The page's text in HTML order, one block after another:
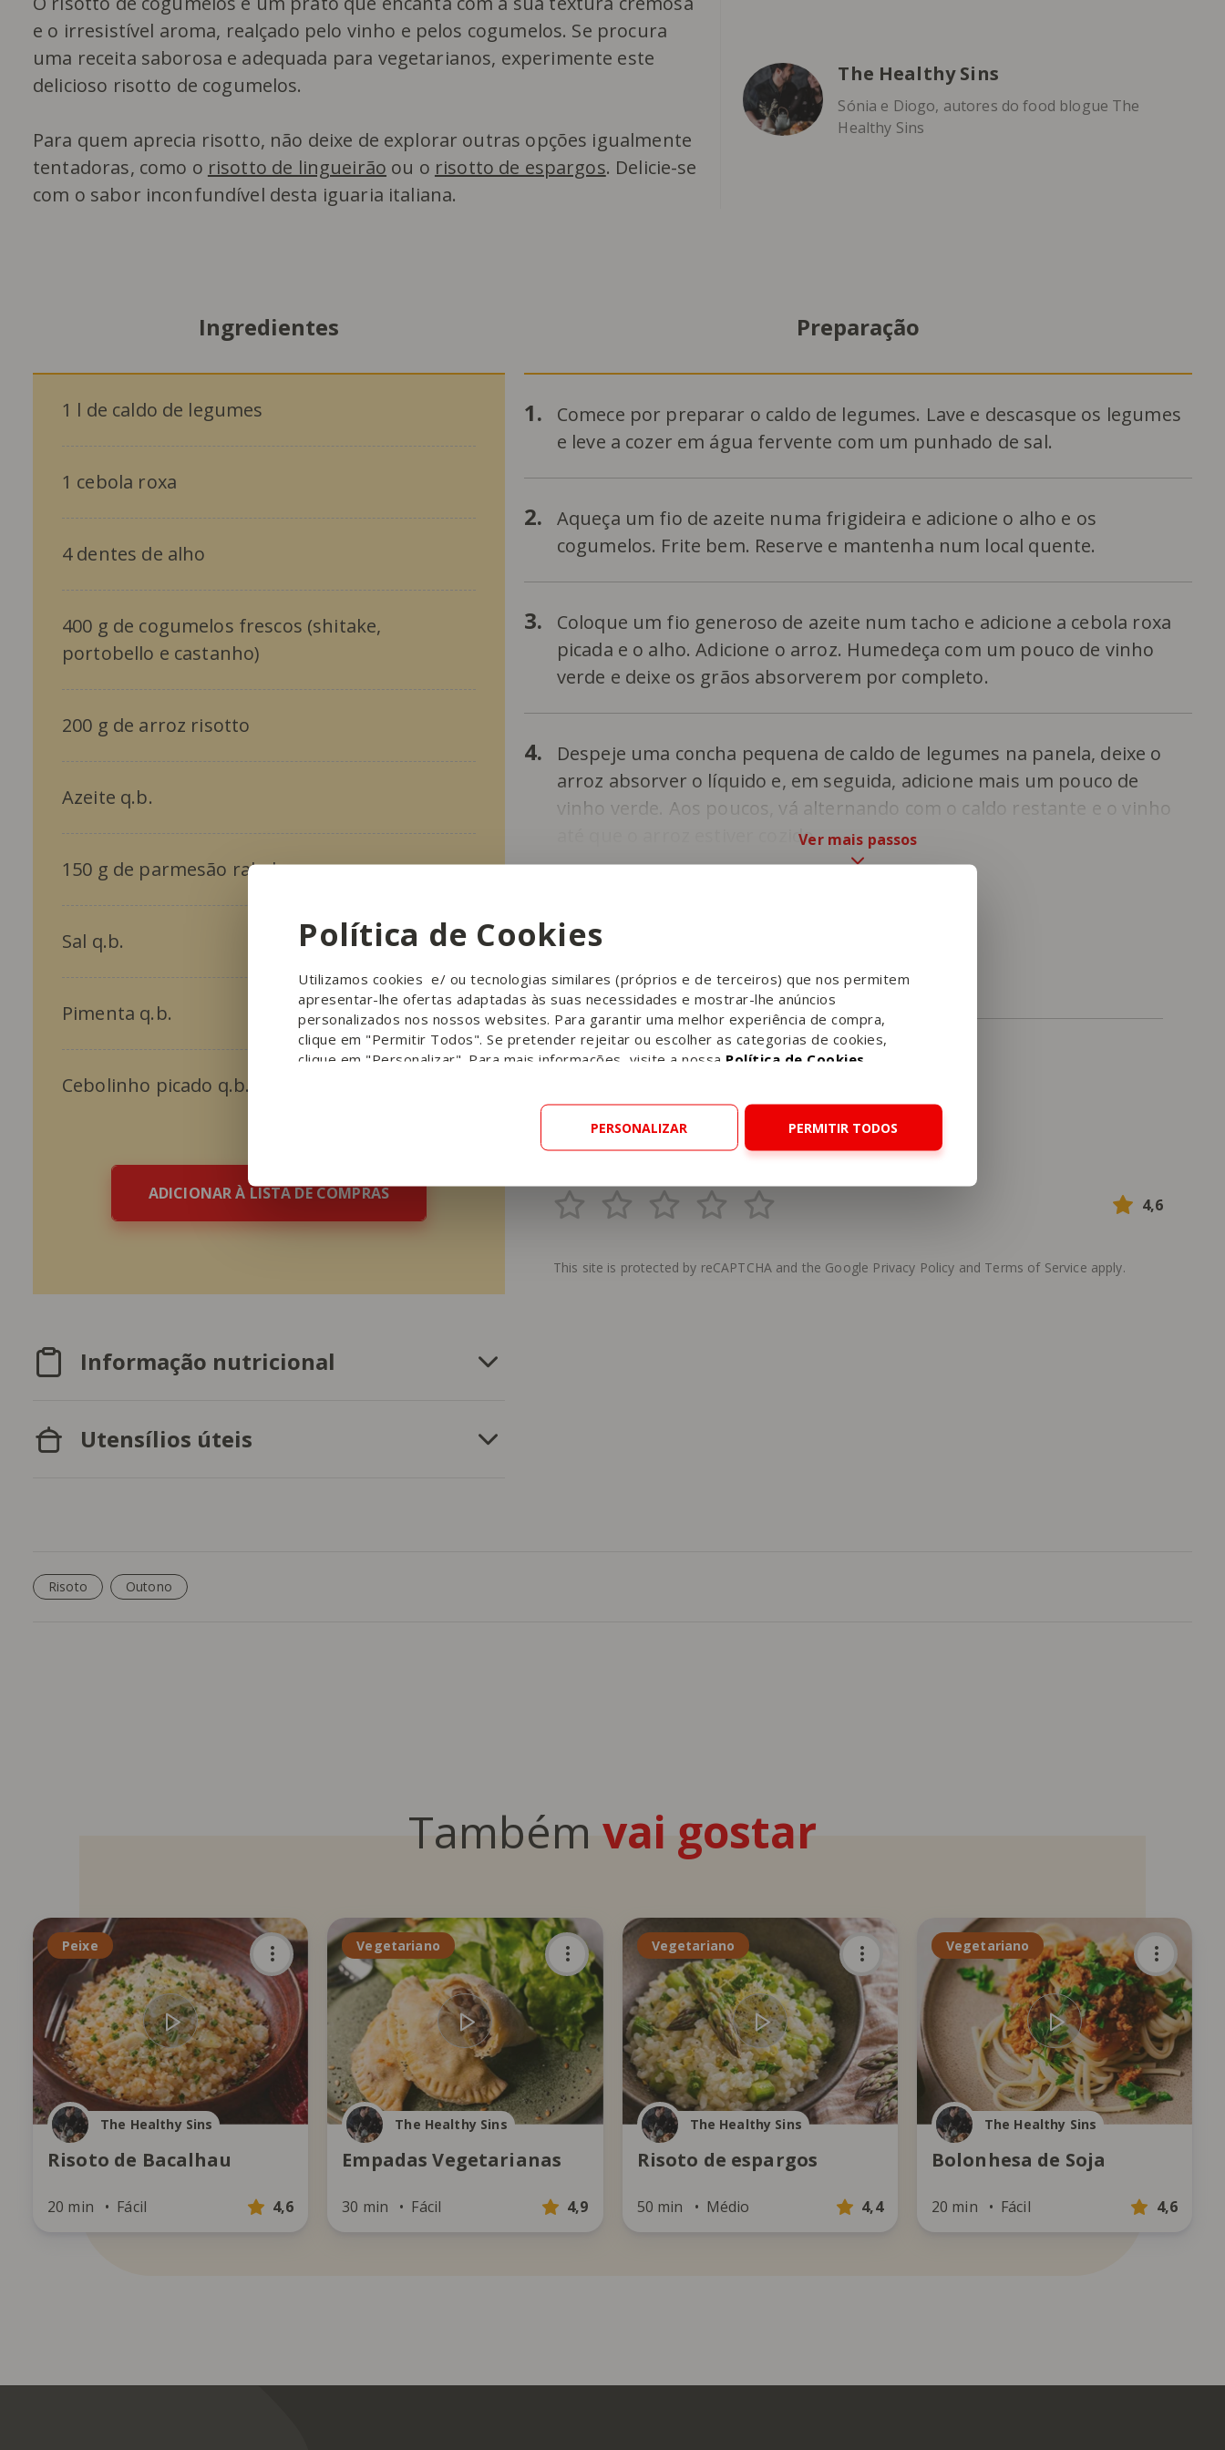
Política de Cookies
Utilizamos cookies e/ ou tecnologias similares (próprios e de terceiros) que nos permitem
apresentar-lhe ofertas adaptadas às suas necessidades e mostrar-lhe anúncios
personalizados nos nossos websites. Para garantir uma melhor experiência de compra,
clique em "Permitir Todos". Se pretender rejeitar ou escolher as categorias de cookies,
clique em "Personalizar". Para mais informações, visite a nossa Política de Cookies
PERSONALIZAR PERMITIR TODOS
e o irresistível aroma, realçado pelo vinho e pelos cogumelos. Se procura
uma receita saborosa e adequada para vegetarianos, experimente este
delicioso risotto de cogumelos.
Para quem aprecia risotto, não deixe de explorar outras opções igualmente
tentadoras, como o risotto de lingueirão ou o risotto de espargos. Delicie-se
com o sabor inconfundível desta iguaria italiana.
The Healthy Sins
Sónia e Diogo, autores do food blogue The
Healthy Sins
Ingredientes
1 l de caldo de legumes
1 cebola roxa
4 dentes de alho
400 g de cogumelos frescos (shitake,
portobello e castanho)
200 g de arroz risotto
Azeite q.b.
150 g de parmesão ralado
Sal q.b.
Pimenta q.b.
Cebolinho picado q.b.
ADICIONAR À LISTA DE COMPRAS
Informação nutricional
Utensílios úteis
Preparação
1.
Comece por preparar o caldo de legumes. Lave e descasque os legumes
e leve a cozer em água fervente com um punhado de sal.
2.
Aqueça um fio de azeite numa frigideira e adicione o alho e os
cogumelos. Frite bem. Reserve e mantenha num local quente.
3.
Coloque um fio generoso de azeite num tacho e adicione a cebola roxa
picada e o alho. Adicione o arroz. Humedeça com um pouco de vinho
verde e deixe os grãos absorverem por completo.
4.
Despeje uma concha pequena de caldo de legumes na panela, deixe o
arroz absorver o líquido e, em seguida, adicione mais um pouco de
vinho verde. Aos poucos, vá alternando com o caldo restante e o vinho
até que o arroz estiver cozido.Ver mais passos
Gostou desta receita?
Avalie esta receita
4,6
This site is protected by reCAPTCHA and the Google Privacy Policy and Terms of Service apply.
Risoto Outono
Também vai gostar
Peixe
The Healthy Sins
Risoto de Bacalhau
20 min Fácil 4,6
Vegetariano
The Healthy Sins
Empadas Vegetarianas
30 min Fácil 4,9
Vegetariano
The Healthy Sins
Risoto de espargos
50 min Médio 4,4
Vegetariano
The Healthy Sins
Bolonhesa de Soja
20 min Fácil 4,6